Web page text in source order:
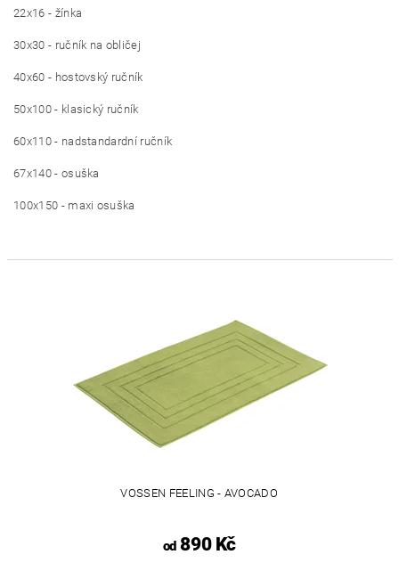
22x16 - žínka
30x30 - ručník na obličej
40x60 - hostovský ručník
50x100 - klasický ručník
60x110 - nadstandardní ručník
67x140 - osuška
100x150 - maxi osuška
VOSSEN FEELING - AVOCADO
od890 Kč